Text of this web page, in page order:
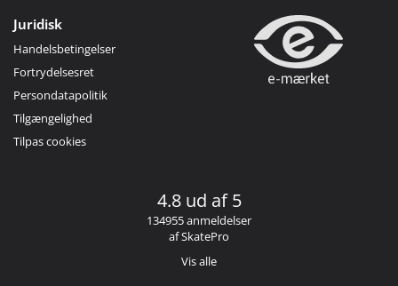
Juridisk
Handelsbetingelser
Fortrydelsesret
Persondatapolitik
Tilgængelighed
Tilpas cookies
4.8 ud af 5
134955 anmeldelser
af SkatePro
Vis alle